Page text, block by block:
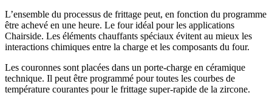
L’ensemble du processus de frittage peut, en fonction du programme
être achevé en une heure. Le four idéal pour les applications
Chairside. Les éléments chauffants spéciaux évitent au mieux les
interactions chimiques entre la charge et les composants du four.
Les couronnes sont placées dans un porte-charge en céramique
technique. Il peut être programmé pour toutes les courbes de
température courantes pour le frittage super-rapide de la zircone.